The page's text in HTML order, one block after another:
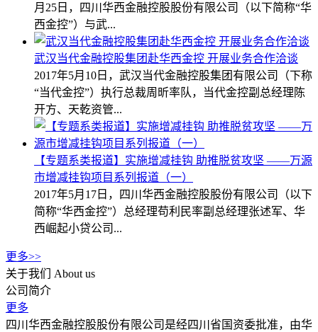
月25日，四川华西金融控股股份有限公司（以下简称“华
西金控”）与武...
武汉当代金融控股集团赴华西金控 开展业务合作洽谈
2017年5月10日，武汉当代金融控股集团有限公司（下称
“当代金控”）执行总裁周昕率队，当代金控副总经理陈
开方、天乾资管...
【专题系类报道】实施增减挂钩 助推脱贫攻坚 ——万源
市增减挂钩项目系列报道（一）
2017年5月17日，四川华西金融控股股份有限公司（以下
简称“华西金控”）总经理苟利民率副总经理张述军、华
西崛起小贷公司...
更多>>
关于我们
About us
公司简介
更多
四川华西金融控股股份有限公司是经四川省国资委批准，由华